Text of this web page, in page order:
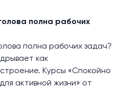
полна рабочих
полна рабочих задач?
как
Курсы «Спокойно
активной жизни» от